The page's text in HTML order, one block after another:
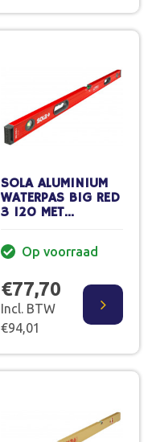
SOLA ALUMINIUM
WATERPAS BIG RED
3 120 MET
Op voorraad
€77,70
Incl. BTW
€94,01